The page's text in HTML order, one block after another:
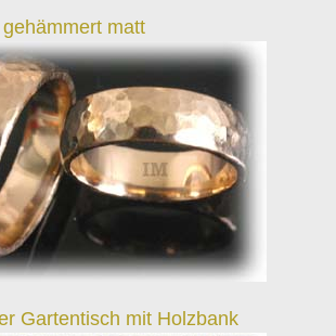
matt
Gartentisch mit Holzbank